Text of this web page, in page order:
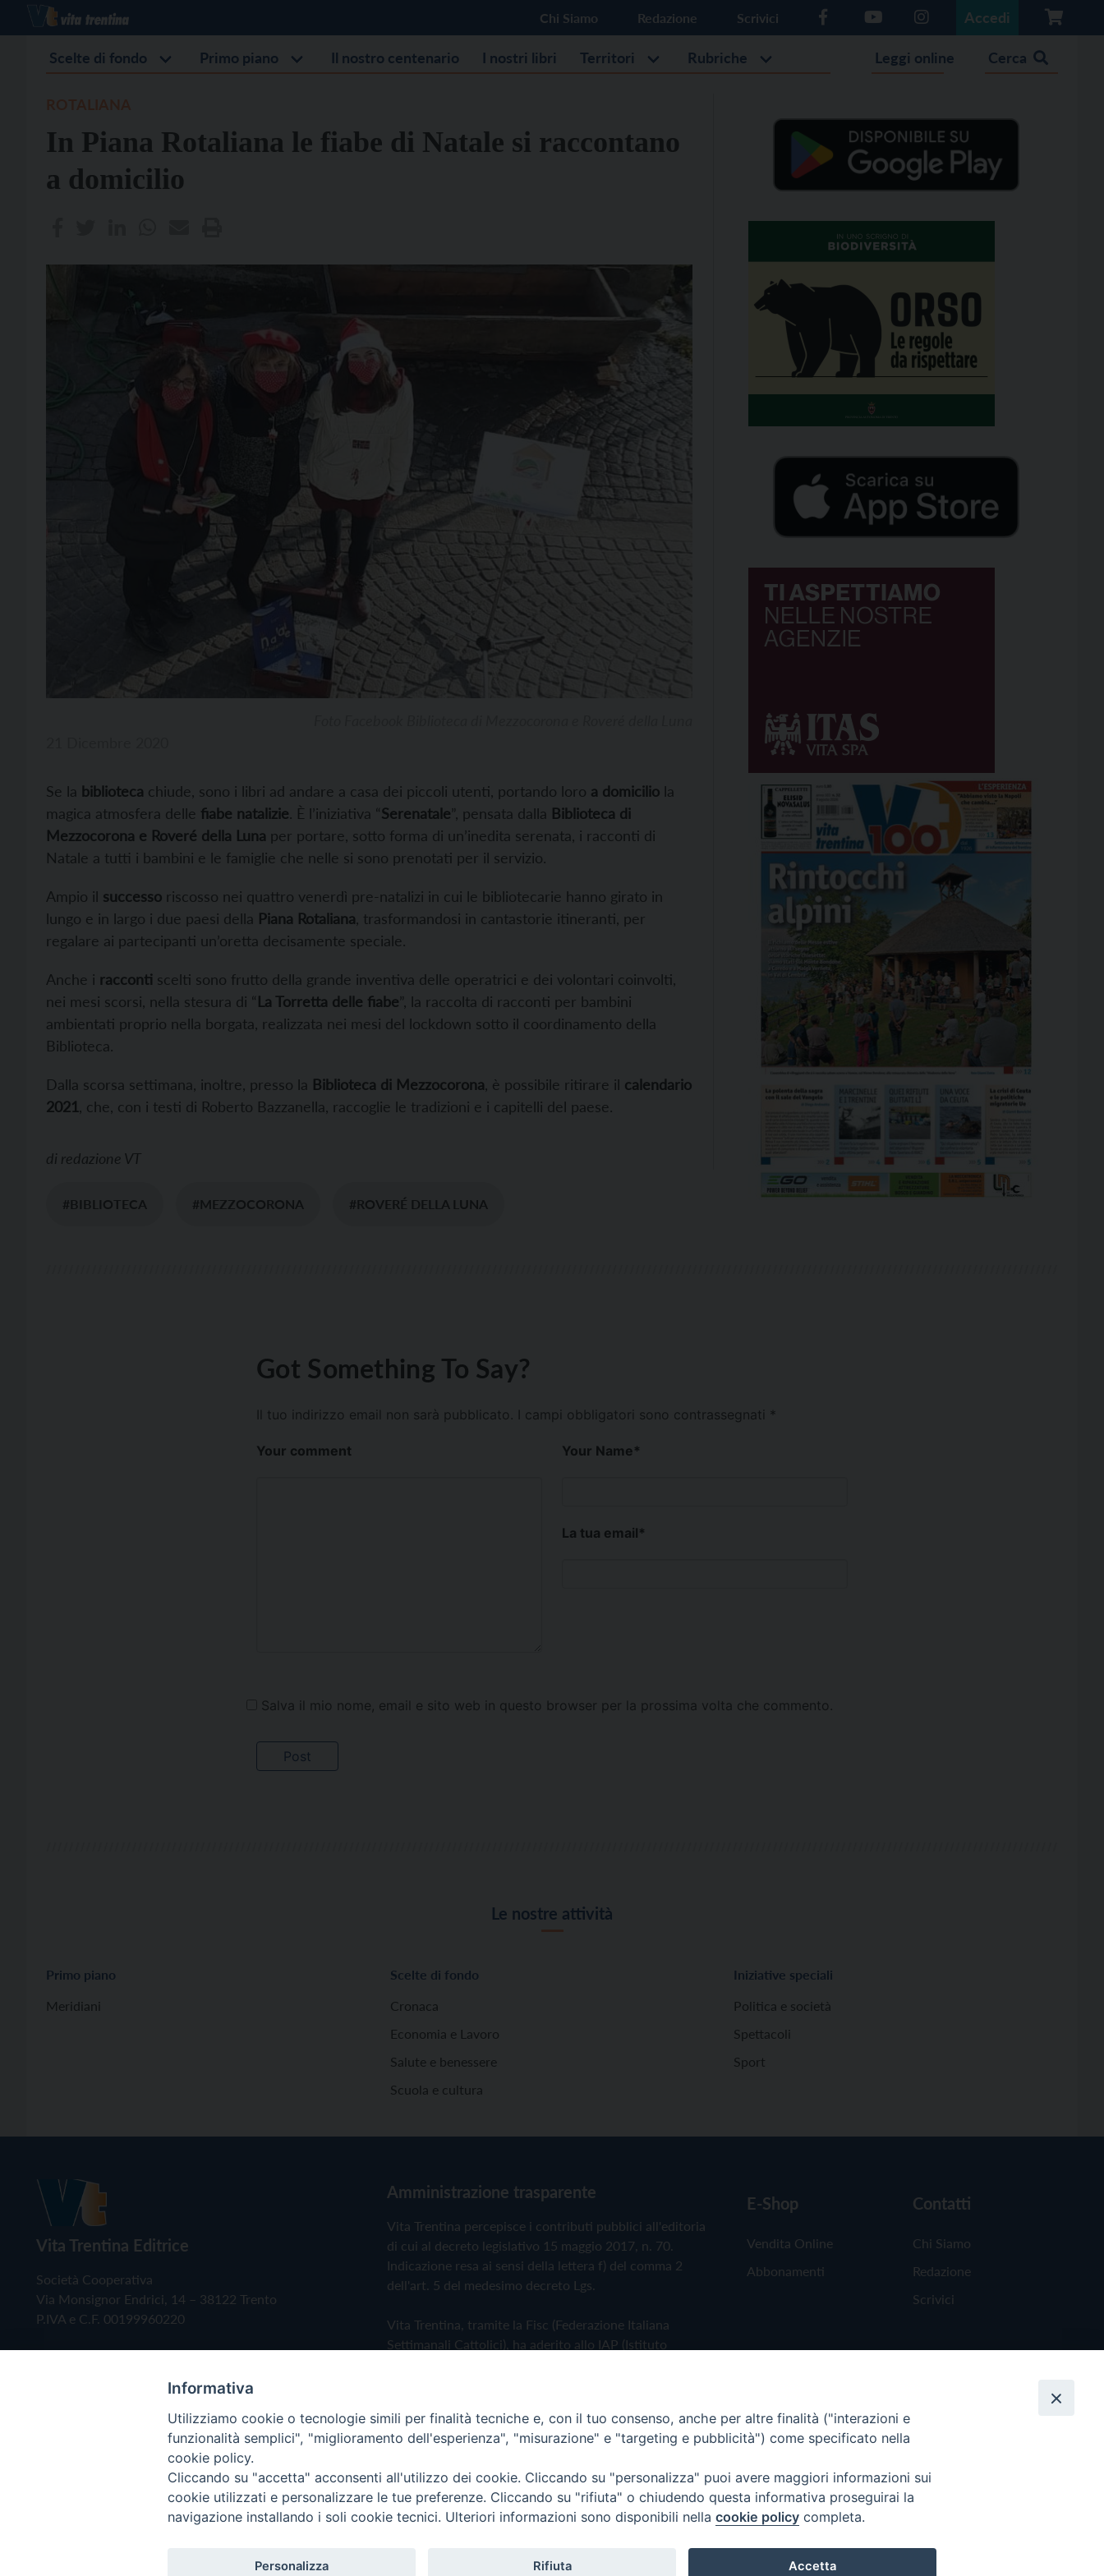
Chi Siamo Redazione Scrivici Accedi
Scelte di fondo Primo piano Il nostro centenario I nostri libri Territori Rubriche Leggi online Cerca
In Piana Rotaliana le fiabe di Natale si raccontano
a domicilio
Se la biblioteca chiude, sono i libri ad andare a casa dei piccoli utenti, portando loro a domicilio la
magica atmosfera delle fiabe natalizie. È l’iniziativa “Serenatale”, pensata dalla Biblioteca di
Mezzocorona e Roveré della Luna per portare, sotto forma di un’inedita serenata, i racconti di
Natale a tutti i bambini e le famiglie che nelle si sono prenotati per il servizio.
Ampio il successo riscosso nei quattro venerdì pre-natalizi in cui le bibliotecarie hanno girato in
lungo e in largo i due paesi della Piana Rotaliana , trasformandosi in cantastorie itineranti, per
regalare ai partecipanti un’oretta decisamente speciale.
Anche i racconti scelti sono frutto della grande inventiva delle operatrici e dei volontari coinvolti,
nei mesi scorsi, nella stesura di “La Torretta delle fiabe”, la raccolta di racconti per bambini
ambientati proprio nella borgata, realizzata nei mesi del lockdown sotto il coordinamento della
Biblioteca.
Dalla scorsa settimana, inoltre, presso la Biblioteca di Mezzocorona , è possibile ritirare il calendario
2021 , che, con i testi di Roberto Bazzanella, raccoglie le tradizioni e i capitelli del paese.
di redazione VT
#BIBLIOTECA #MEZZOCORONA #ROVERÉ DELLA LUNA
Got Something To Say?
Il tuo indirizzo email non sarà pubblicato. I campi obbligatori sono contrassegnati *
Your comment Your Name*
La tua email*
Salva il mio nome, email e sito web in questo browser per la prossima volta che commento.
Le nostre attività
Primo piano
Meridiani
Scelte di fondo
Cronaca
Economia e Lavoro
Salute e benessere
Scuola e cultura
Iniziative speciali
Politica e società
Spettacoli
Sport
Vita Trentina Editrice
Società Cooperativa
Via Monsignor Endrici, 14 – 38122 Trento
P.IVA e C.F. 00199960220
Amministrazione trasparente
Vita Trentina percepisce i contributi pubblici all'editoria
di cui al decreto legislativo 15 maggio 2017, n. 70.
Indicazione resa ai sensi della lettera f) del comma 2
dell'art. 5 del medesimo decreto Lgs.
Vita Trentina, tramite la Fisc (Federazione Italiana
Settimanali Cattolici), ha aderito allo IAP (Istituto
Privacy Policy Cookie Policy
E-Shop
Vendita Online
Abbonamenti
Contatti
Chi Siamo
Redazione
Scrivici
Copyright © 2019 - Tutti i diritti riservati - Vita Trentina Editrice
Informativa
Utilizziamo cookie o tecnologie simili per finalità tecniche e, con il tuo consenso, anche per altre finalità ("interazioni e
funzionalità semplici", "miglioramento dell'esperienza", "misurazione" e "targeting e pubblicità") come specificato nella
cookie policy.
Cliccando su "accetta" acconsenti all'utilizzo dei cookie. Cliccando su "personalizza" puoi avere maggiori informazioni sui
cookie utilizzati e personalizzare le tue preferenze. Cliccando su "rifiuta" o chiudendo questa informativa proseguirai la
navigazione installando i soli cookie tecnici. Ulteriori informazioni sono disponibili nella cookie policy completa.
Personalizza Rifiuta Accetta